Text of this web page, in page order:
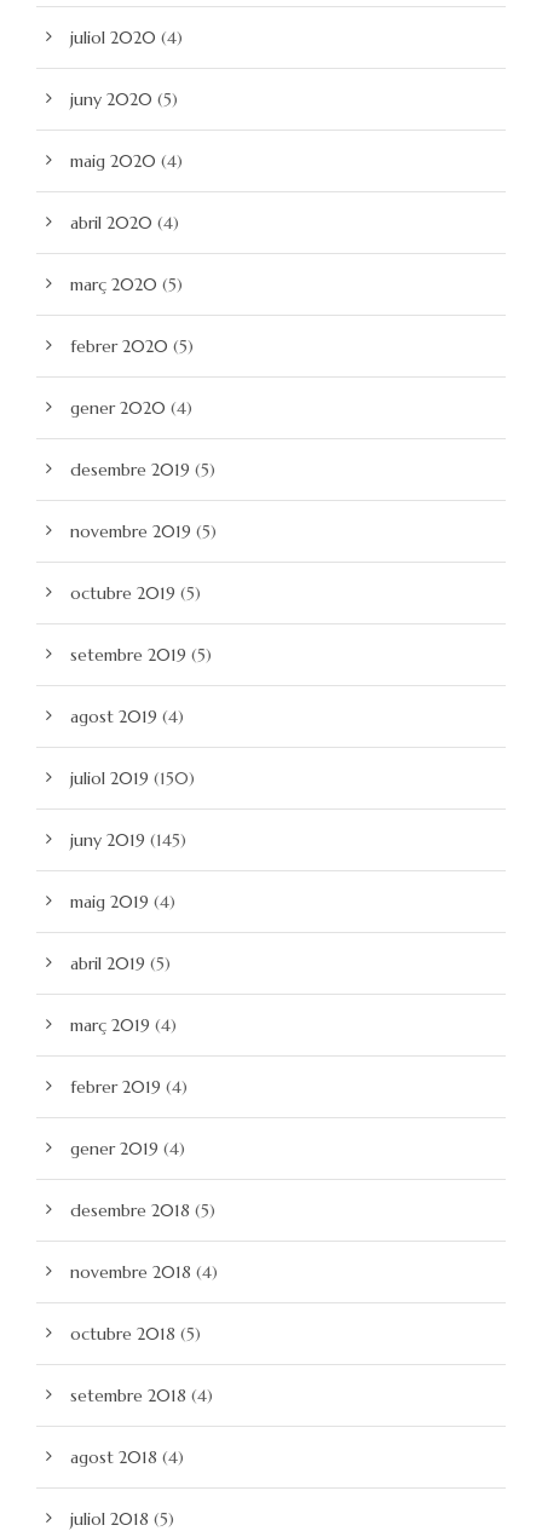
juliol 2020 (4)
juny 2020 (5)
maig 2020 (4)
abril 2020 (4)
març 2020 (5)
febrer 2020 (5)
gener 2020 (4)
desembre 2019 (5)
novembre 2019 (5)
octubre 2019 (5)
setembre 2019 (5)
agost 2019 (4)
juliol 2019 (150)
juny 2019 (145)
maig 2019 (4)
abril 2019 (5)
març 2019 (4)
febrer 2019 (4)
gener 2019 (4)
desembre 2018 (5)
novembre 2018 (4)
octubre 2018 (5)
setembre 2018 (4)
agost 2018 (4)
juliol 2018 (5)